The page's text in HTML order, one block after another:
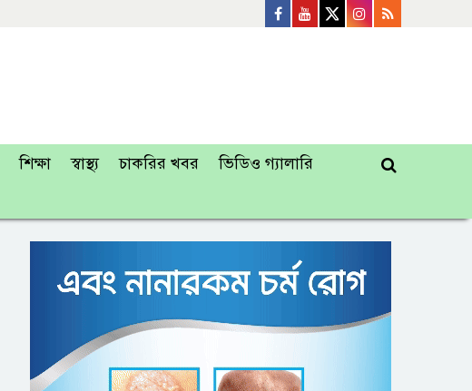
শিক্ষা স্বাস্থ্য চাকরির খবর
ভিডিও গ্যালারি